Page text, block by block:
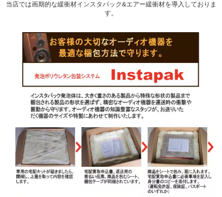
当店では画期的な緩衝材インスタパック&エアー緩衝材を導入しておりま
す。